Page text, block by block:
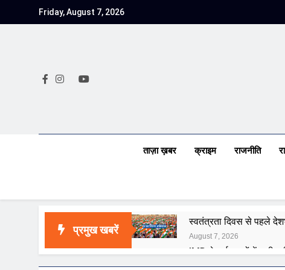
Friday, August 7, 2026
ताज़ा ख़बर क्राइम राजनीति
प्रमुख खबरें
स्वतंत्रता दिवस से पहले
August 7, 2026
IMD ने कई राज्यों में भारी
August 7, 2026